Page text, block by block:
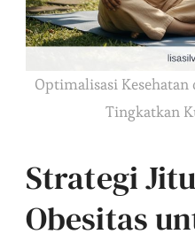
Optimalisasi
Tingkatkan
Strategi
Obesitas